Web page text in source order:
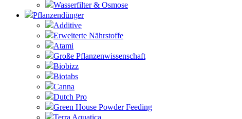
Wasserfilter & Osmose
Pflanzendünger
Additive
Erweiterte Nährstoffe
Atami
Große Pflanzenwissenschaft
Biobizz
Biotabs
Canna
Dutch Pro
Green House Powder Feeding
Terra Aquatica